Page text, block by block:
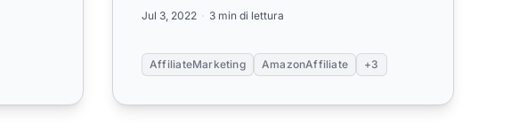
Jul 3, 2022 3 min di lettura
AffiliateMarketing AmazonAffiliate +3